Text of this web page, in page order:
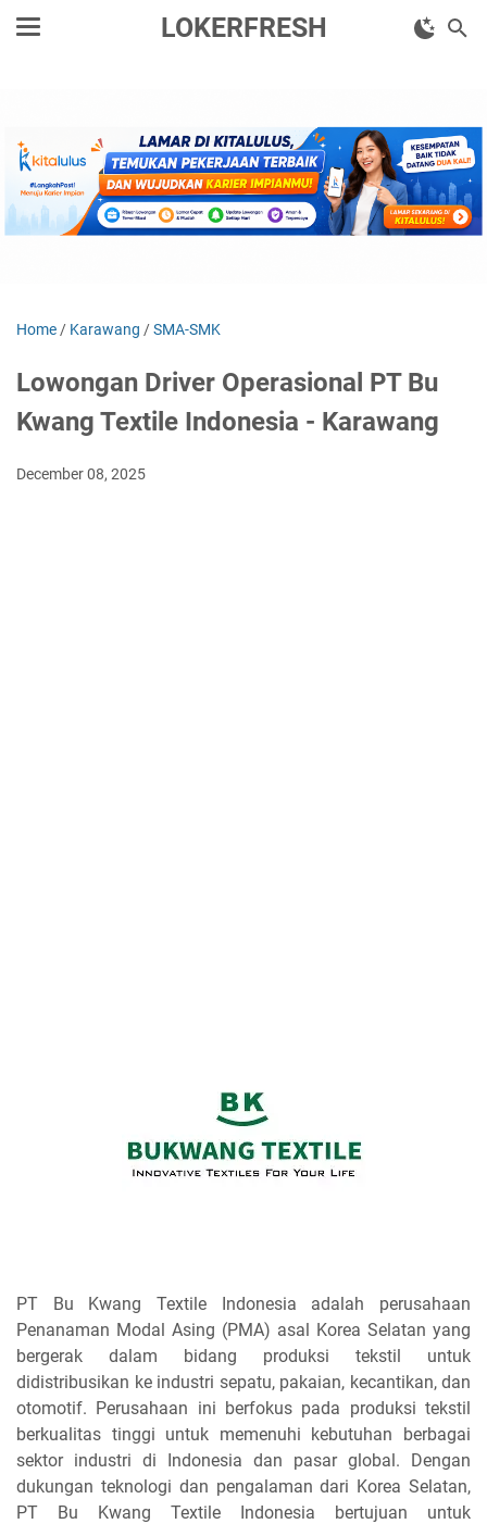
LOKERFRESH
Home / Karawang /SMA-SMK
Lowongan Driver Operasional PT Bu
Kwang Textile Indonesia - Karawang
December 08, 2025
PT Bu Kwang Textile Indonesia adalah perusahaan
Penanaman Modal Asing (PMA) asal Korea Selatan yang
bergerak dalam bidang produksi tekstil untuk
didistribusikan ke industri sepatu, pakaian, kecantikan, dan
otomotif. Perusahaan ini berfokus pada produksi tekstil
berkualitas tinggi untuk memenuhi kebutuhan berbagai
sektor industri di Indonesia dan pasar global. Dengan
dukungan teknologi dan pengalaman dari Korea Selatan,
PT Bu Kwang Textile Indonesia bertujuan untuk